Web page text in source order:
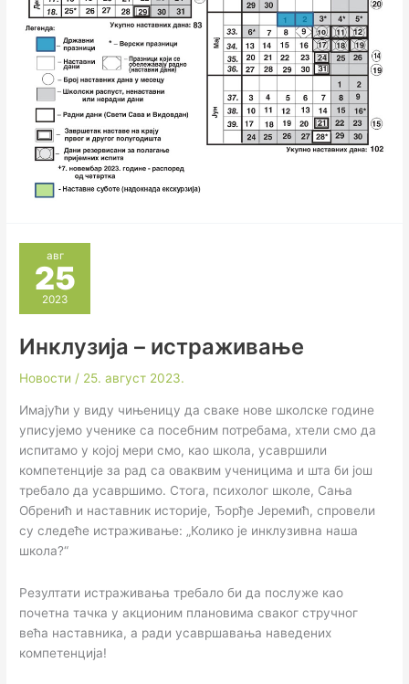
авг
25
2023
Инклузија – истраживање
Новости / 25. август 2023.
Имајући у виду чињеницу да сваке нове школске године
уписујемо ученике са посебним потребама, хтели смо да
испитамо у којој мери смо, као школа, усавршили
компетенције за рад са оваквим ученицима и шта би још
требало да усавршимо. Стога, психолог школе, Сања
Обренић и наставник историје, Ђорђе Јеремић, спровели
су следеће истраживање: „Колико је инклузивна наша
школа?“
Резултати истраживања требало би да послуже као
почетна тачка у акционим плановима сваког стручног
већа наставника, а ради усавршавања наведених
компетенција!